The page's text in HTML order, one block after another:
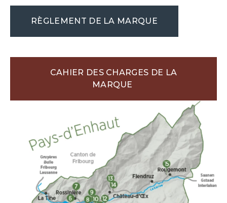
RÈGLEMENT DE LA MARQUE
CAHIER DES CHARGES DE LA
MARQUE